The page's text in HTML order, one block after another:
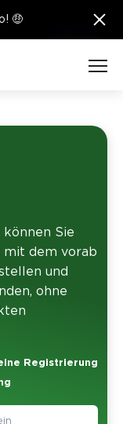
🤑 ×
Sie
mit dem vorab
und
ohne
Registrierung